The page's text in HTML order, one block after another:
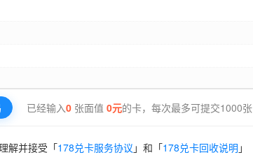
已经输入0张面值 0元的卡，每次最多可提交1000张
解并接受「178兑卡服务协议 」和「178兑卡回收说明 」